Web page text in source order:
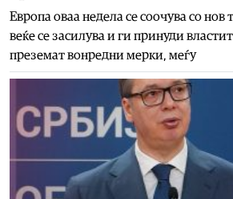
Европа оваа недела се соочува со нов
веќе се засилува и ги принуди
преземат вонредни мерки, меѓу